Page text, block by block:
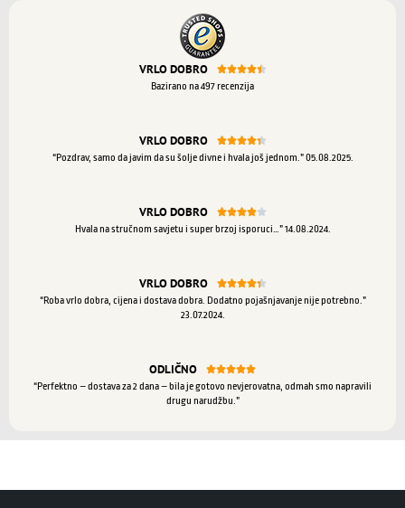
VRLO DOBRO 
Bazirano na 497 recenzija
VRLO DOBRO 
“Pozdrav, samo da javim da su šolje divne i hvala još jednom.” 05.08.2025.
VRLO DOBRO 
Hvala na stručnom savjetu i super brzoj isporuci…” 14.08.2024.
VRLO DOBRO 
“Roba vrlo dobra, cijena i dostava dobra. Dodatno pojašnjavanje nije potrebno.”
23.07.2024.
ODLIČNO 
“Perfektno – dostava za 2 dana – bila je gotovo nevjerovatna, odmah smo napravili
drugu narudžbu.”